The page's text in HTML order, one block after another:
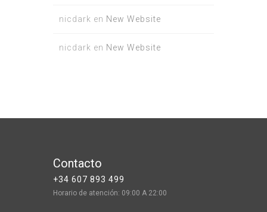
nicdark en New Website
nicdark en New Website
Contacto
+34 607 893 499
Horario de atención: 09:00 A 22:00